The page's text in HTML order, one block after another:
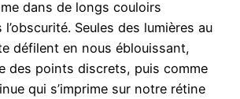
dans de longs couloirs
Seules des lumières au
défilent en nous éblouissant,
des points discrets, puis comme
qui s’imprime sur notre rétine